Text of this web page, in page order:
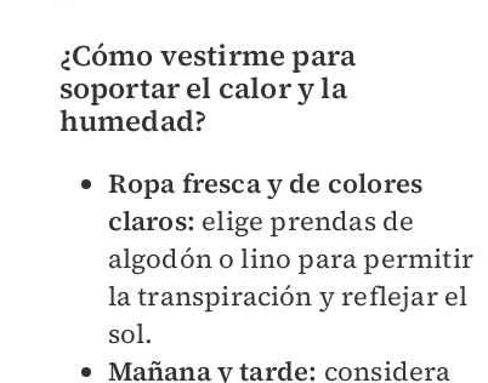
¿Cómo vestirme para
soportar el calor y la
humedad?
Ropa fresca y de colores
claros: elige prendas de
algodón o lino para permitir
la transpiración y reflejar el
sol.
Mañana y tarde: considera